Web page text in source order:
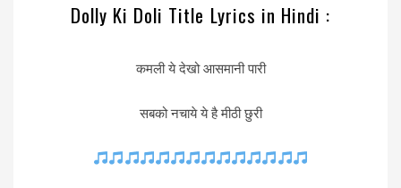
Dolly Ki Doli Title Lyrics in Hindi :
कमली ये देखो आसमानी पारी
सबको नचाये ये है मीठी छुरी